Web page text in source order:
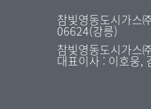
참빛영동도시가스
06624(강릉)
참빛영동도시가스
대표이사 : 이호웅,